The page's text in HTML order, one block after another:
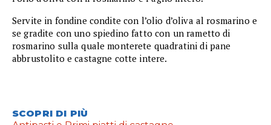
Servite in fondine condite con l’olio d’oliva al rosmarino e
se gradite con uno spiedino fatto con un rametto di
rosmarino sulla quale monterete quadratini di pane
abbrustolito e castagne cotte intere.
SCOPRI DI PIÙ